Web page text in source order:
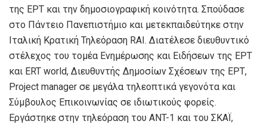
της ΕΡΤ και την δημοσιογραφική κοινότητα. Σπούδασε
στο Πάντειο Πανεπιστήμιο και μετεκπαιδεύτηκε στην
Ιταλική Κρατική Τηλεόραση RAI. Διατέλεσε διευθυντικό
στέλεχος του τομέα Ενημέρωσης και Ειδήσεων της ΕΡΤ
και ERT world, Διευθυντής Δημοσίων Σχέσεων της ΕΡΤ,
Project manager σε μεγάλα τηλεοπτικά γεγονότα και
Σύμβουλος Επικοινωνίας σε ιδιωτικούς φορείς.
Εργάστηκε στην τηλεόραση του ANT-1 και του ΣΚΑΪ,